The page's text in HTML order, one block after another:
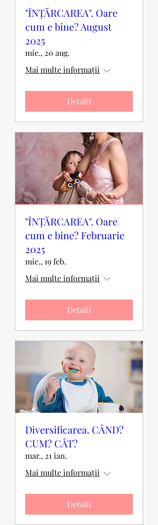
"ÎNȚĂRCAREA". Oare
cum e bine? August
2025
mie., 20 aug.
Mai multe informații
Detalii
"ÎNȚĂRCAREA". Oare
cum e bine? Februarie
2025
mie., 19 feb.
Mai multe informații
Detalii
Diversificarea. CÂND?
CUM? CÂT?
mar., 21 ian.
Mai multe informații
Detalii